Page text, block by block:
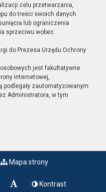
celu przetwarzania,
do treści swoich danych
lub ograniczenia
sprzeciwu wobec
do Prezesa Urzędu Ochrony
jest fakultatywne
internetowej,
podlegały zautomatyzowanym
Administratora, w tym
Mapa strony
Kontrast